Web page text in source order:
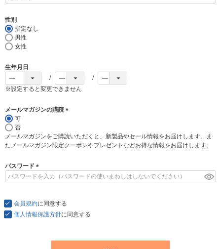
性別
指定なし
男性
女性
生年月日
※設定すると変更できません
メールマガジンの購読
須
)
可
否
メールマガジンをご購読いただくと、新製品やセール情報をお届けします。ま
たメールマガジン限定クーポンやプレゼントなどお得な情報をお届けします。
パスワード
(
)
会員規約に同意する
個人情報保護方針に同意する